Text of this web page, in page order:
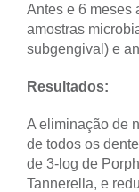
Antes e 6 meses
amostras
subgengival) e
Resultados:
A eliminação de
de todos os
de 3-log de
Tannerella, e